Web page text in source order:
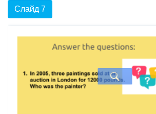
Слайд 7